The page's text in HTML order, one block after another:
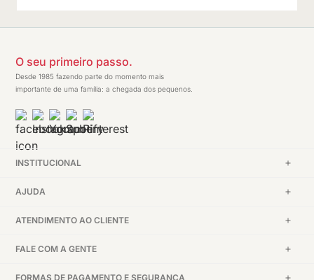
O seu primeiro passo.
Desde 1985 fazendo parte do momento mais
importante de uma família: a chegada dos pequenos.
INSTITUCIONAL
AJUDA
ATENDIMENTO AO CLIENTE
FALE COM A GENTE
FORMAS DE PAGAMENTO E SEGURANÇA